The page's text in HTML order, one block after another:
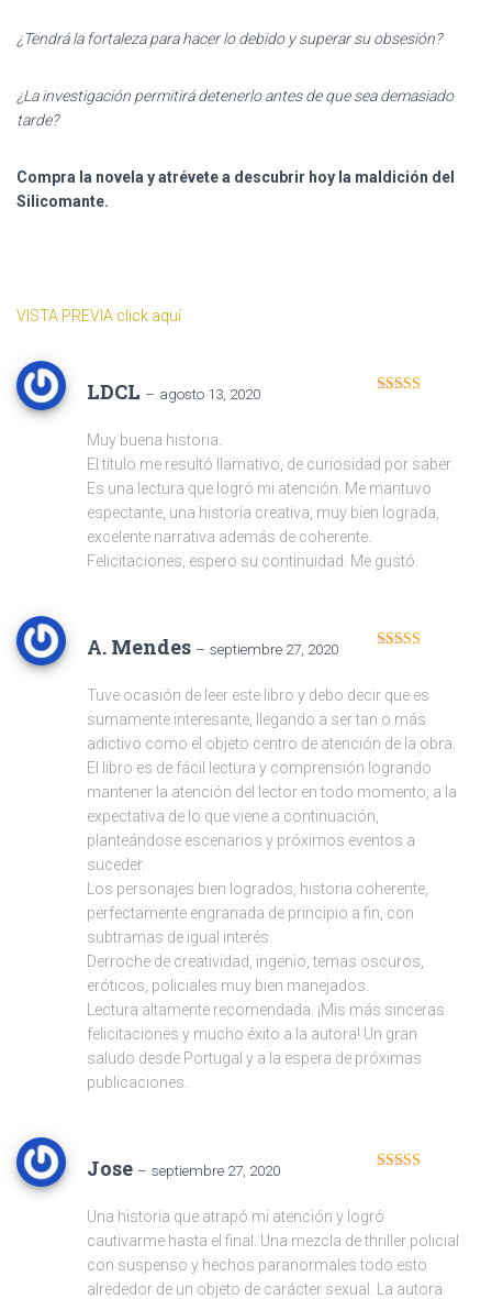
¿Tendrá la fortaleza para hacer lo debido y superar su obsesión?
¿La investigación permitirá detenerlo antes de que sea demasiado
tarde?
Compra la novela y atrévete a descubrir hoy la maldición del
Silicomante.
VISTA PREVIA click aquí
LDCL – agosto 13, 2020
Muy buena historia.
El título me resultó llamativo, de curiosidad por saber.
Es una lectura que logró mi atención. Me mantuvo
espectante, una historia creativa, muy bien lograda,
excelente narrativa además de coherente.
Felicitaciones, espero su continuidad. Me gustó.
A. Mendes – septiembre 27, 2020
Tuve ocasión de leer este libro y debo decir que es
sumamente interesante, llegando a ser tan o más
adictivo como el objeto centro de atención de la obra.
El libro es de fácil lectura y comprensión logrando
mantener la atención del lector en todo momento, a la
expectativa de lo que viene a continuación,
planteándose escenarios y próximos eventos a
suceder.
Los personajes bien logrados, historia coherente,
perfectamente engranada de principio a fin, con
subtramas de igual interés.
Derroche de creatividad, ingenio, temas oscuros,
eróticos, policiales muy bien manejados.
Lectura altamente recomendada. ¡Mis más sinceras
felicitaciones y mucho éxito a la autora! Un gran
saludo desde Portugal y a la espera de próximas
publicaciones.
Jose – septiembre 27, 2020
Una historia que atrapó mi atención y logró
cautivarme hasta el final. Una mezcla de thriller policial
con suspenso y hechos paranormales todo esto
alrededor de un objeto de carácter sexual. La autora